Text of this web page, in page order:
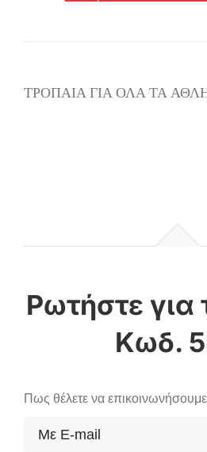
ΤΡΟΠΑΙΑ ΓΙΑ ΟΛΑ ΤΑ
Κωδ.
Πως θέλετε να